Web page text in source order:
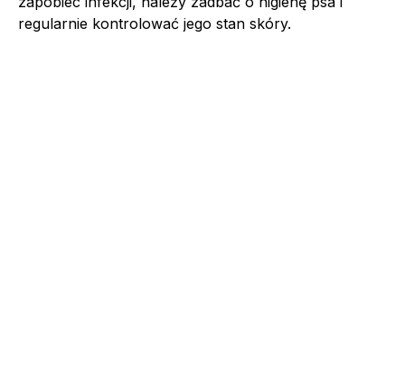
regularnie kontrolować jego stan skóry.